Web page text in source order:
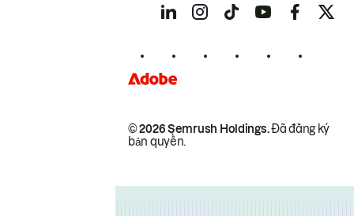
© 2026 Semrush Holdings.Đã đăng ký
bản quyền.